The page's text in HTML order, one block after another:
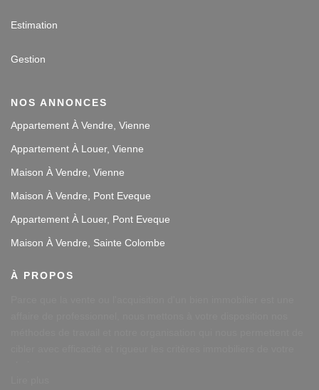
Estimation
Gestion
NOS ANNONCES
Appartement À Vendre, Vienne
Appartement À Louer, Vienne
Maison À Vendre, Vienne
Maison À Vendre, Pont Eveque
Appartement À Louer, Pont Eveque
Maison À Vendre, Sainte Colombe
À PROPOS